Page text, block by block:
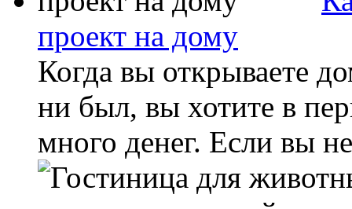
проект на дому
Когда вы открываете
ни был, вы хотите в
много денег. Если вы